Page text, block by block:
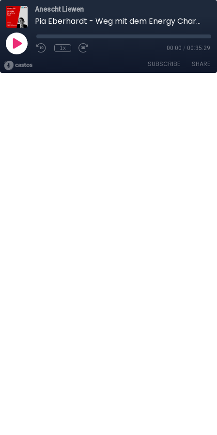
Anescht Liewen
Pia Eberhardt - Weg mit dem Energy Charter Treaty!
1x 00:00 / 00:35:29
SUBSCRIBE SHARE